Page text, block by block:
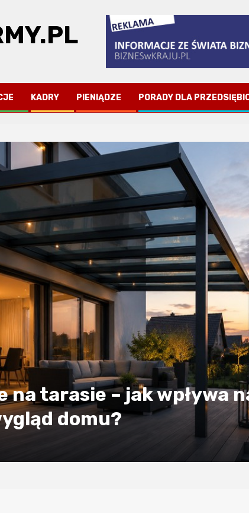
KADRY PIENIĄDZE PORADY DLA
komorowy – który